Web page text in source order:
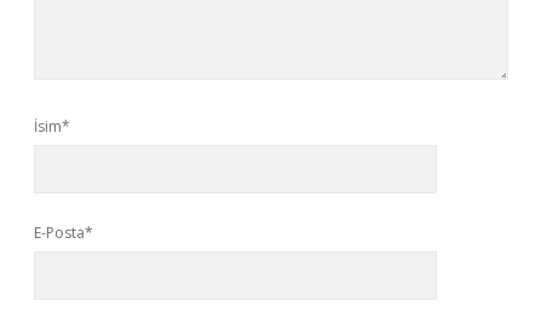
İsim*
E-Posta*